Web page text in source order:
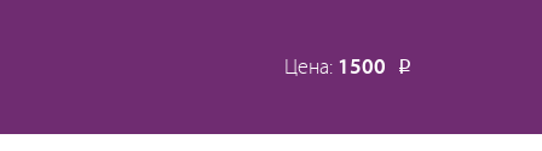
Цена: 1500 Р